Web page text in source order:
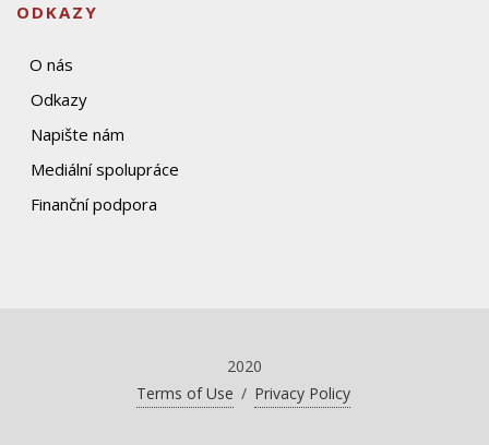
ODKAZY
O nás
Odkazy
Napište nám
Mediální spolupráce
Finanční podpora
2020
Terms of Use / Privacy Policy